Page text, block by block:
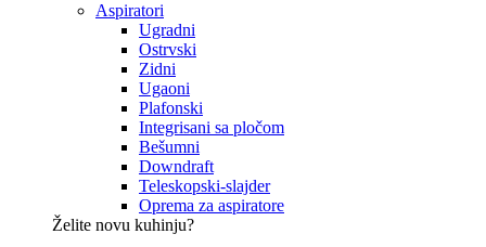
Aspiratori
Ugradni
Ostrvski
Zidni
Ugaoni
Plafonski
Integrisani sa pločom
Bešumni
Downdraft
Teleskopski-slajder
Oprema za aspiratore
Želite novu kuhinju?